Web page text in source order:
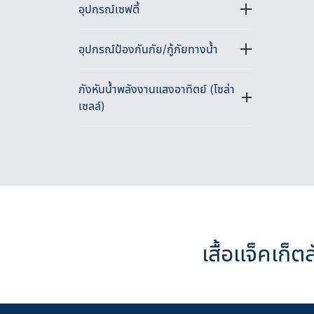
อุปกรณ์เซฟตี้
อุปกรณ์ป้องกันภัย/กู้ภัยทางน้ำ
กังหันน้ำพลังงานแสงอาทิตย์ (โซล่า
เซลล์)
เสื้อแจ็คเก็